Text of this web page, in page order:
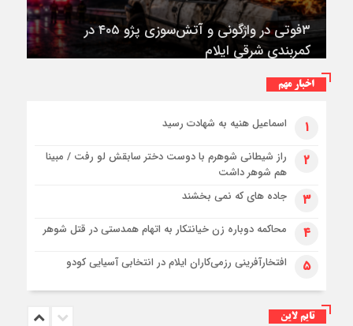
۳فوتی در واژگونی و آتش‌سوزی پژو ۴۰۵ در
کمربندی شرقی ایلام
اخبار مهم
۱ اسماعیل هنیه به شهادت رسید
۲
راز شیطانی شوهرم با دوست دختر سابقش لو رفت / مبینا
هم شوهر داشت
۳ جاده های که نمی بخشند
۴ محاکمه دوباره زن خیانتکار به اتهام همدستی در قتل شوهر
۵ افتخارآفرینی رزمی‌کاران ایلام در انتخابی آسیایی کودو
تایم لاین